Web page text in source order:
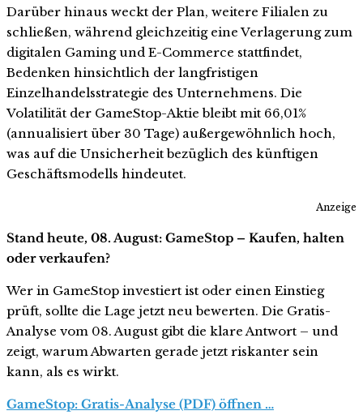
Darüber hinaus weckt der Plan, weitere Filialen zu
schließen, während gleichzeitig eine Verlagerung zum
digitalen Gaming und E-Commerce stattfindet,
Bedenken hinsichtlich der langfristigen
Einzelhandelsstrategie des Unternehmens. Die
Volatilität der GameStop-Aktie bleibt mit 66,01%
(annualisiert über 30 Tage) außergewöhnlich hoch,
was auf die Unsicherheit bezüglich des künftigen
Geschäftsmodells hindeutet.
Anzeige
Stand heute, 08. August: GameStop – Kaufen, halten
oder verkaufen?
Wer in GameStop investiert ist oder einen Einstieg
prüft, sollte die Lage jetzt neu bewerten. Die Gratis-
Analyse vom 08. August gibt die klare Antwort – und
zeigt, warum Abwarten gerade jetzt riskanter sein
kann, als es wirkt.
GameStop: Gratis-Analyse (PDF) öffnen …